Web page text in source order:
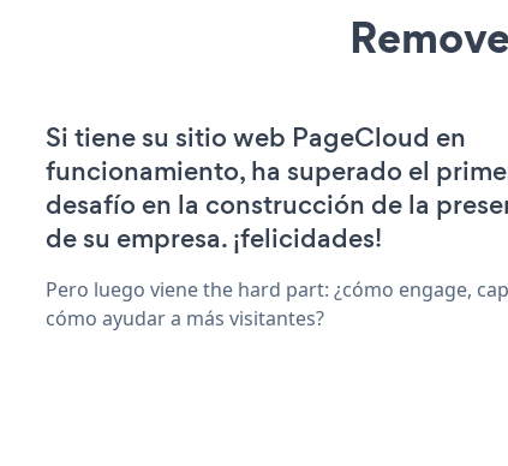
Si tiene su sitio web PageCloud en
funcionamiento, ha superado el
desafío en la construcción de la
de su empresa. ¡felicidades!
Pero luego viene the hard part: ¿cómo engage,
cómo ayudar a más visitantes?